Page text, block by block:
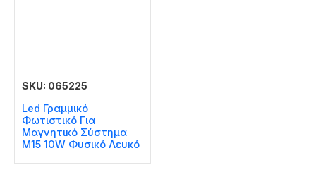
SKU: 065225
Led Γραμμικό
Φωτιστικό Για
Μαγνητικό Σύστημα
Μ15 10W Φυσικό Λευκό